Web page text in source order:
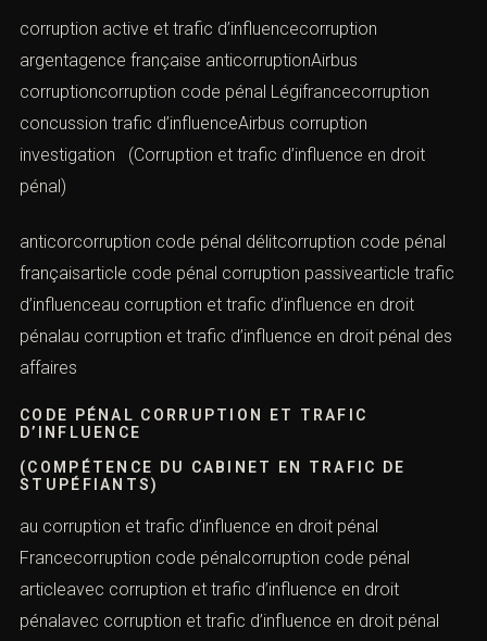
corruption active et trafic d’influencecorruption
argentagence française anticorruptionAirbus
corruptioncorruption code pénal Légifrancecorruption
concussion trafic d’influenceAirbus corruption
investigation (Corruption et trafic d’influence en droit
pénal)
anticorcorruption code pénal délitcorruption code pénal
françaisarticle code pénal corruption passivearticle trafic
d’influenceau corruption et trafic d’influence en droit
pénalau corruption et trafic d’influence en droit pénal des
affaires
CODE PÉNAL CORRUPTION ET TRAFIC
D’INFLUENCE
(COMPÉTENCE DU CABINET EN TRAFIC DE
STUPÉFIANTS)
au corruption et trafic d’influence en droit pénal
Francecorruption code pénalcorruption code pénal
articleavec corruption et trafic d’influence en droit
pénalavec corruption et trafic d’influence en droit pénal